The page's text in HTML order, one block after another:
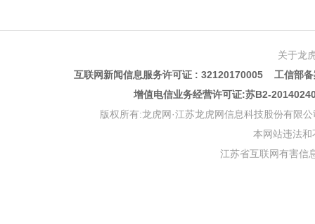
关于龙
互联网新闻信息服务许可证 : 32120170005 工信部
增值电信业务经营许可证:苏B2-
版权所有:龙虎网·江苏龙虎网信息科技股份有限
本网站违法
江苏省互联网有害